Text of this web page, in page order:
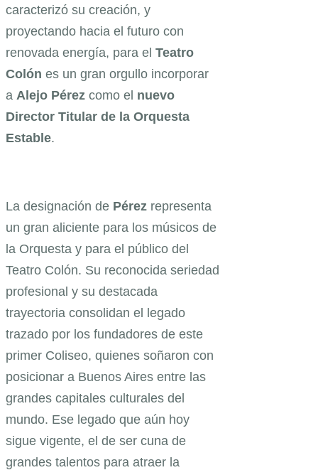
caracterizó su creación, y
proyectando hacia el futuro con
renovada energía, para el Teatro
Colón es un gran orgullo incorporar
a Alejo Pérez como el nuevo
Director Titular de la Orquesta
Estable.
La designación de Pérez representa
un gran aliciente para los músicos de
la Orquesta y para el público del
Teatro Colón. Su reconocida seriedad
profesional y su destacada
trayectoria consolidan el legado
trazado por los fundadores de este
primer Coliseo, quienes soñaron con
posicionar a Buenos Aires entre las
grandes capitales culturales del
mundo. Ese legado que aún hoy
sigue vigente, el de ser cuna de
grandes talentos para atraer la